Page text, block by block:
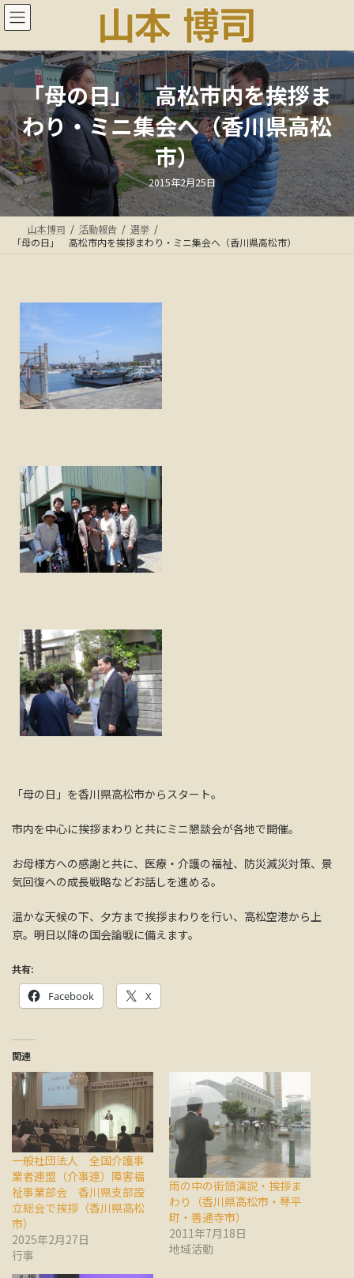
コ
ン
ン
ツ
へ
ス
キ
ッ
プ
ナ
ビ
ー
シ
ョ
ン
に
移
動
「母の日」 高松市内を挨拶ま
わり・ミニ集会へ（香川県高松
市）
最
終
更
新
日
時
:
2015年2月25日
山本博司 活動報告
選挙
「母の日」 高松市内を挨拶まわり・ミニ集会へ（香川県高松市）
「母の日」を香川県高松市からスタート。
市内を中心に挨拶まわりと共にミニ懇談会が各地で開催。
お母様方への感謝と共に、医療・介護の福祉、防災減災対策、景
気回復への成長戦略などお話しを進める。
温かな天候の下、夕方まで挨拶まわりを行い、高松空港から上
京。明日以降の国会論戦に備えます。
共有:
Facebook X
関連
一般社団法人 全国介護事
業者連盟（介事連）障害福
祉事業部会 香川県支部設
立総会で挨拶（香川県高松
市）
2025年2月27日
行事
雨の中の街頭演説・挨拶ま
わり（香川県高松市・琴平
町・善通寺市）
2011年7月18日
地域活動